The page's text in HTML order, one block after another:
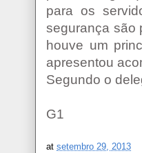
para os
segurança são
houve um
apresentou
Segundo o
G1
at setembro 29, 2013